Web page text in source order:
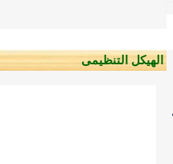
الهيكل التنظيمى